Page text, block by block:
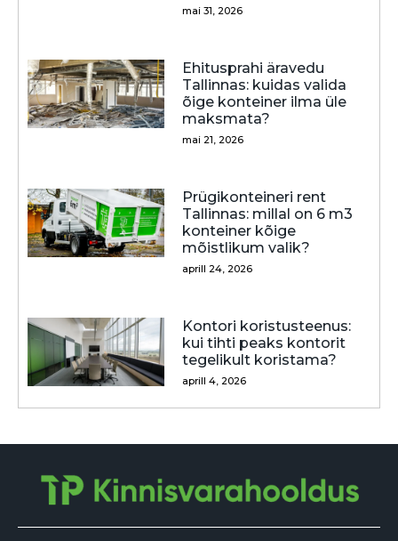
mai 31, 2026
Ehitusprahi äravedu
Tallinnas: kuidas valida
õige konteiner ilma üle
maksmata?
mai 21, 2026
Prügikonteineri rent
Tallinnas: millal on 6 m3
konteiner kõige
mõistlikum valik?
aprill 24, 2026
Kontori koristusteenus:
kui tihti peaks kontorit
tegelikult koristama?
aprill 4, 2026